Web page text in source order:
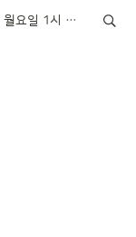
[뉴스] 월요일 1시 출근 …‘신도 부러워할 직장’ 어디?